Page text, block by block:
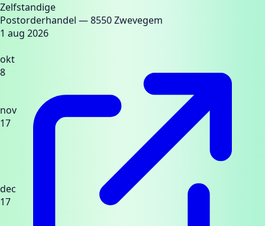
okt
8
nov
17
dec
17
Zelfstandige
Postorderhandel — 8550 Zwevegem
1 aug 2026